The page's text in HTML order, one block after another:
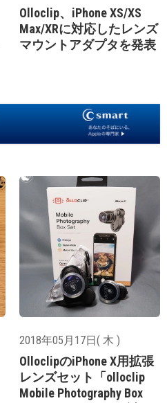
Olloclip、iPhone XS/XS
Max/XRに対応したレンズ
マウントアダプタを発表
2018年05月17日( 木 )
OlloclipのiPhone X用拡張
レンズセット「olloclip
Mobile Photography Box